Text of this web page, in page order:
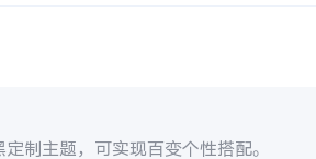
制主题，可实现百变个性搭配。